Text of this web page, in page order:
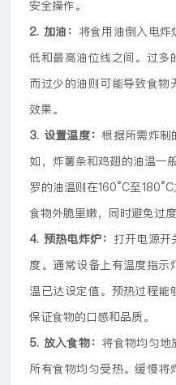
安全操作。
2. 加油： 将食用油倒入电
低和最高油位线之间。过多
而过少的油则可能导致食物
效果。
3. 设置温度： 根据所需炸制
如，炸薯条和鸡翅的油温一
罗的油温则在160°C至
食物外脆里嫩，同时避免过度
4. 预热电炸炉： 打开电源开
度。通常设备上有温度指示
温已达设定值。预热过程能
保证食物的口感和品质。
5. 放入食物： 将食物均匀地
所有食物均匀受热。缓慢将